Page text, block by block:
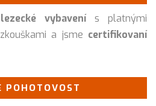
vybavenís platnými
a jsme certifikovaní
POHOTOVOST